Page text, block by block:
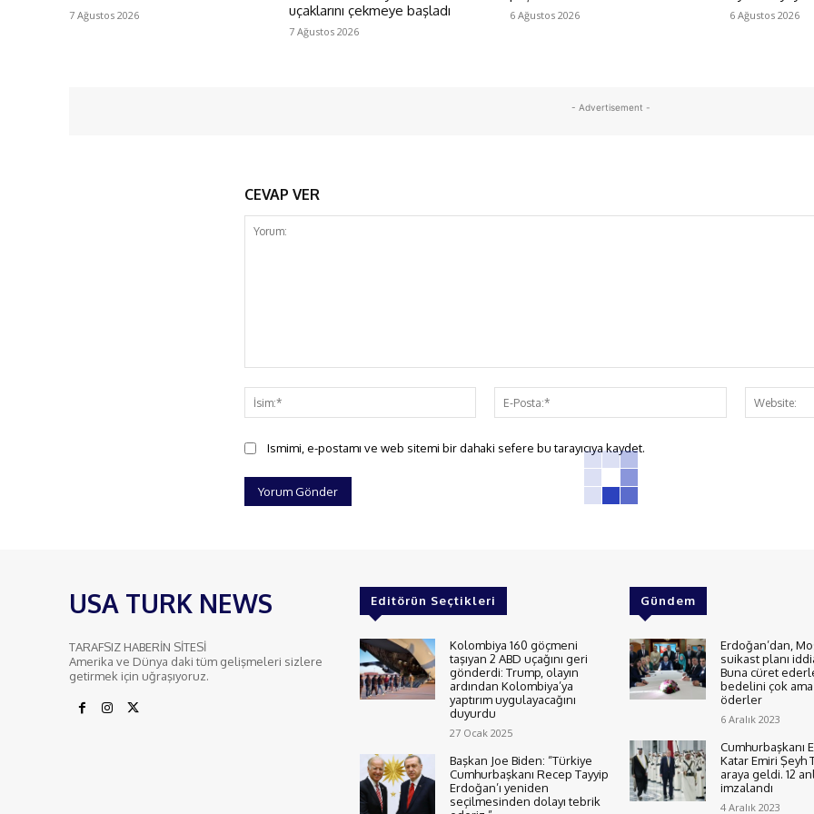
7 Ağustos 2026
uçaklarını çekmeye başladı
7 Ağustos 2026
6 Ağustos 2026 6 Ağustos 2026
- Advertisement -
CEVAP VER
İsim:*
Posta:*
Ismimi, e-postamı ve web sitemi bir dahaki sefere bu tarayıcıya kaydet.
USA TURK NEWS
TARAFSIZ HABERİN SİTESİ
Amerika ve Dünya daki tüm gelişmeleri sizlere
getirmek için uğraşıyoruz.
Editörün Seçtikleri
Kolombiya 160 göçmeni
taşıyan 2 ABD uçağını geri
gönderdi: Trump, olayın
ardından Kolombiya’ya
yaptırım uygulayacağını
duyurdu
27 Ocak 2025
Başkan Joe Biden: “Türkiye
Cumhurbaşkanı Recep Tayyip
Erdoğan’ı yeniden
seçilmesinden dolayı tebrik
Gündem
Erdoğan’dan,
suikast planı
Buna cüret
bedelini çok ama
öderler
6 Aralık 2023
Cumhurbaşkanı
Katar Emiri Şeyh
araya geldi. 12
imzalandı
4 Aralık 2023